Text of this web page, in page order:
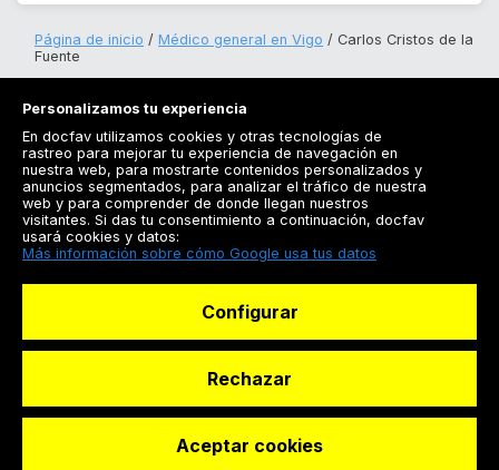
Página de inicio Médico general en Vigo
Carlos Cristos de la
Fuente
Registrarse
Docfav
© Dashboard Technologies S.L
Personalizamos tu experiencia
En docfav utilizamos cookies y otras tecnologías de
rastreo para mejorar tu experiencia de navegación en
nuestra web, para mostrarte contenidos personalizados y
anuncios segmentados, para analizar el tráfico de nuestra
web y para comprender de donde llegan nuestros
visitantes. Si das tu consentimiento a continuación, docfav
usará cookies y datos:
Más información sobre cómo Google usa tus datos
Configurar
Rechazar
Aceptar cookies